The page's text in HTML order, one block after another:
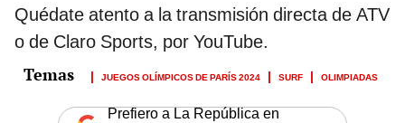
Quédate atento a la transmisión directa de ATV
o de Claro Sports, por YouTube.
JUEGOS OLÍMPICOS DE PARÍS 2024 SURF OLIMPIADAS
Prefiero a La República en